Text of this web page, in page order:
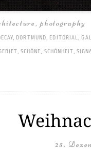
,photography
, DORTMUND, EDITORIAL,
, SCHÖNE, SCHÖNHEIT,
25.